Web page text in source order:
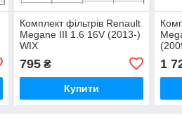
Комплект фільтрів Renault
Megane III 1.6 16V (2013-)
WIX
795₴
Купити
1